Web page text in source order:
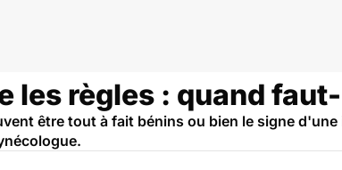
les règles : quand
être tout à fait bénins ou bien le signe